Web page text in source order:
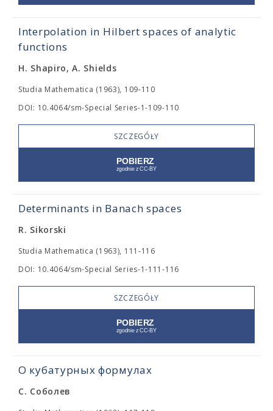
Interpolation in Hilbert spaces of analytic
functions
H. Shapiro, A. Shields
Studia Mathematica (1963), 109-110
DOI: 10.4064/sm-Special Series-1-109-110
SZCZEGÓŁY
Determinants in Banach spaces
R. Sikorski
Studia Mathematica (1963), 111-116
DOI: 10.4064/sm-Special Series-1-111-116
SZCZEGÓŁY
О кубатурных формулах
С. Соболев